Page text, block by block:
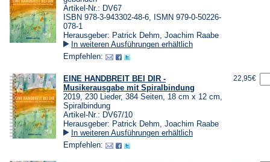
Artikel-Nr.: DV67
ISBN 978-3-943302-48-6, ISMN 979-0-50226-
078-1
Herausgeber: Patrick Dehm, Joachim Raabe
In weiteren Ausführungen erhältlich
Empfehlen:
EINE HANDBREIT BEI DIR -
Musikerausgabe mit Spiralbindung
2019, 230 Lieder, 384 Seiten, 18 cm x 12 cm,
Spiralbindung
Artikel-Nr.: DV67/10
Herausgeber: Patrick Dehm, Joachim Raabe
In weiteren Ausführungen erhältlich
Empfehlen:
22,95€